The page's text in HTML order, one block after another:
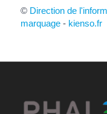
© Direction de
marquage- kienso.fr